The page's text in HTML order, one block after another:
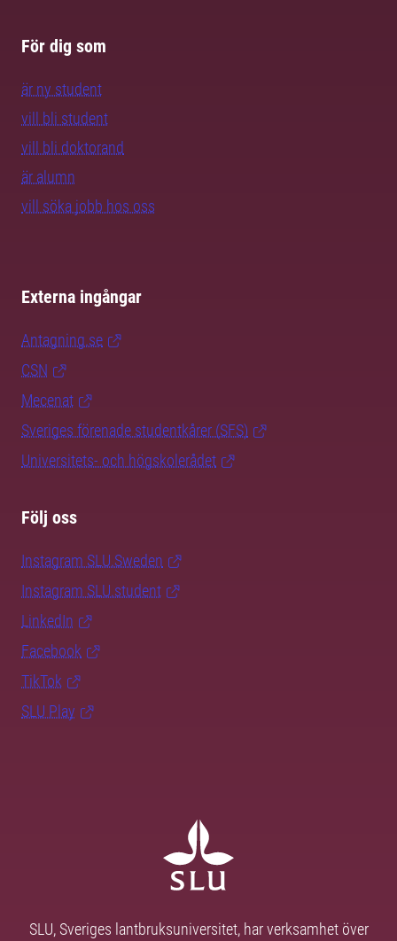
För dig som
är ny student
vill bli student
vill bli doktorand
är alumn
vill söka jobb hos oss
Externa ingångar
Antagning.se
CSN
Mecenat
Sveriges förenade studentkårer (SFS)
Universitets- och högskolerådet
Följ oss
Instagram SLU.Sweden
Instagram SLU.student
LinkedIn
Facebook
TikTok
SLU Play
SLU, Sveriges lantbruksuniversitet, har verksamhet över